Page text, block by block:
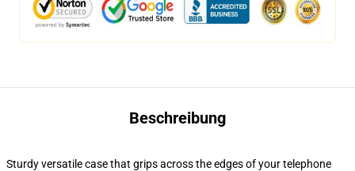
Beschreibung
Sturdy versatile case that grips across the edges of your telephone